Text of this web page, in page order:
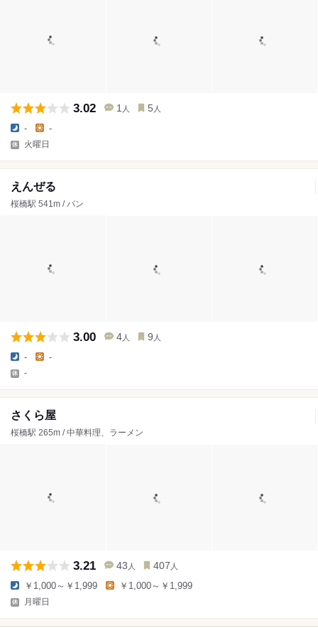
3.02 1 人 5 人
- -
火曜日
えんぜる
桜橋駅 541m / パン
3.00 4 人 9 人
- -
-
さくら屋
桜橋駅 265m / 中華料理、ラーメン
3.21 43 人 407 人
￥1,000～￥1,999 ￥1,000～￥1,999
月曜日